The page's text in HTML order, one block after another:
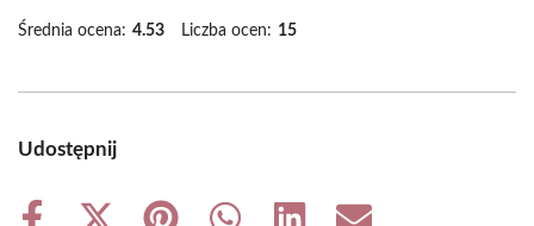
Średnia ocena: 4.53 Liczba ocen: 15
Udostępnij